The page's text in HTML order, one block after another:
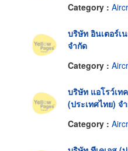
Category :
บริษัท อินเตอร์
จำกัด
Category :
บริษัท แอโรว์เท
(ประเทศไทย) จ
Category :